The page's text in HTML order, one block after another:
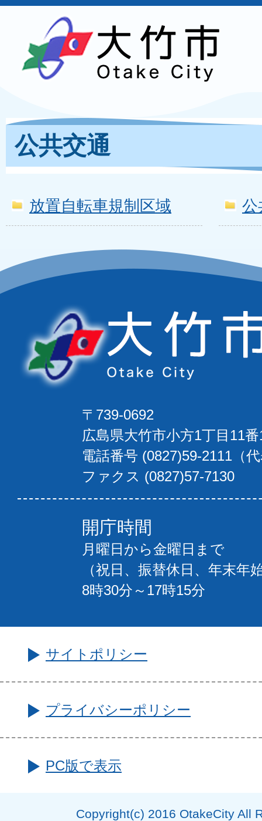
公共交通
放置自転車規制区域 公
〒739-0692
広島県大竹市小方1丁目11
電話番号 (0827)59-2111（
ファクス (0827)57-7130
開庁時間
月曜日から金曜日まで
（祝日、振替休日、年末年
8時30分～17時15分
サイトポリシー
プライバシーポリシー
PC版で表示
Copyright(c) 2016 OtakeCity All